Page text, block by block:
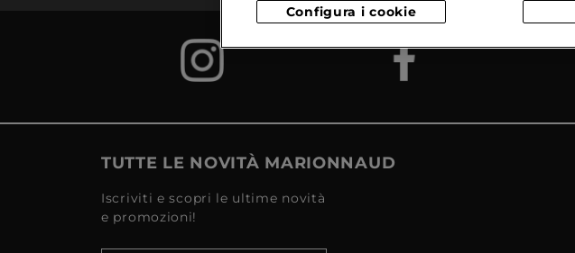
TUTTE LE NOVITÀ MARIONNAUD
Iscriviti e scopri le ultime novità
e promozioni!
Configura i cookie